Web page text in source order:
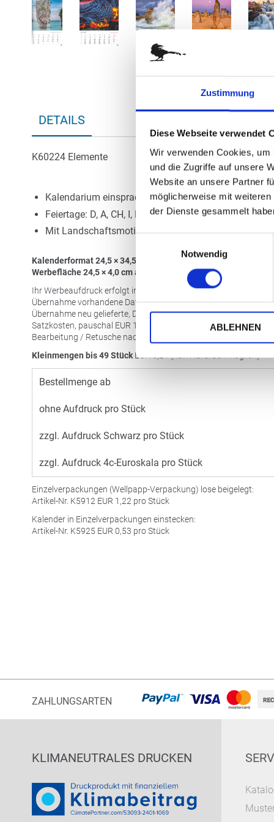
Zustimmung
Diese Webseite verwendet
Wir verwenden Cookies,
und die Zugriffe auf unsere
Website an unsere Partner
möglicherweise mit
der Dienste gesammelt
Notwendig
ABLEHNEN
DETAILS
K60224 Elemente
Kalendarium einsprachig: D
Feiertage: D, A, CH, I, F, GB, E, NL
Mit Landschaftsmotiven aus aller Welt
Kalenderformat 24,5 × 34,5 cm
Werbefläche 24,5 × 4,0 cm auf der Kopfleiste
Ihr Werbeaufdruck erfolgt in Schwarz oder 4c-Euroskala.
Übernahme vorhandene Datei 1:1, pro DateiEUR19,90
Übernahme neu gelieferte, Datei 1:1, pro DateiEUR29,90
Satzkosten, pauschal EUR 15,00
Bearbeitung / Retusche nach Aufwand
Kleinmengen bis 49 Stück EUR5,21 (kein Aufdruck möglich)
Bestellmenge ab
ohne Aufdruck pro Stück
zzgl. Aufdruck Schwarz pro Stück
zzgl. Aufdruck 4c-Euroskala pro Stück
Einzelverpackungen (Wellpapp-Verpackung) lose beigelegt:
Artikel-Nr. K5912 EUR 1,22 pro Stück
Kalender in Einzelverpackungen einstecken:
Artikel-Nr. K5925 EUR 0,53 pro Stück
ZAHLUNGSARTEN
KLIMANEUTRALES DRUCKEN